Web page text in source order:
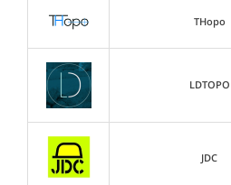
THopo
LDTOPO
JDC